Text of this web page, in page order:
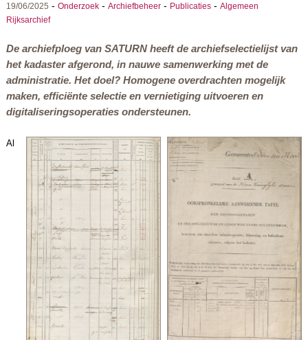
19/06/2025 - Onderzoek- Archiefbeheer- Publicaties- Algemeen
Rijksarchief
De archiefploeg van SATURN heeft de archiefselectielijst van
het kadaster afgerond, in nauwe samenwerking met de
administratie. Het doel? Homogene overdrachten mogelijk
maken, efficiënte selectie en vernietiging uitvoeren en
digitaliseringsoperaties ondersteunen.
Al